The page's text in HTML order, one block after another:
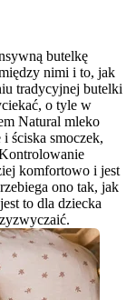
butelkę
nimi i to, jak
tradycyjnej butelki
o tyle w
Natural mleko
ściska smoczek,
komfortowo i jest
ono tak, jak
to dla dziecka